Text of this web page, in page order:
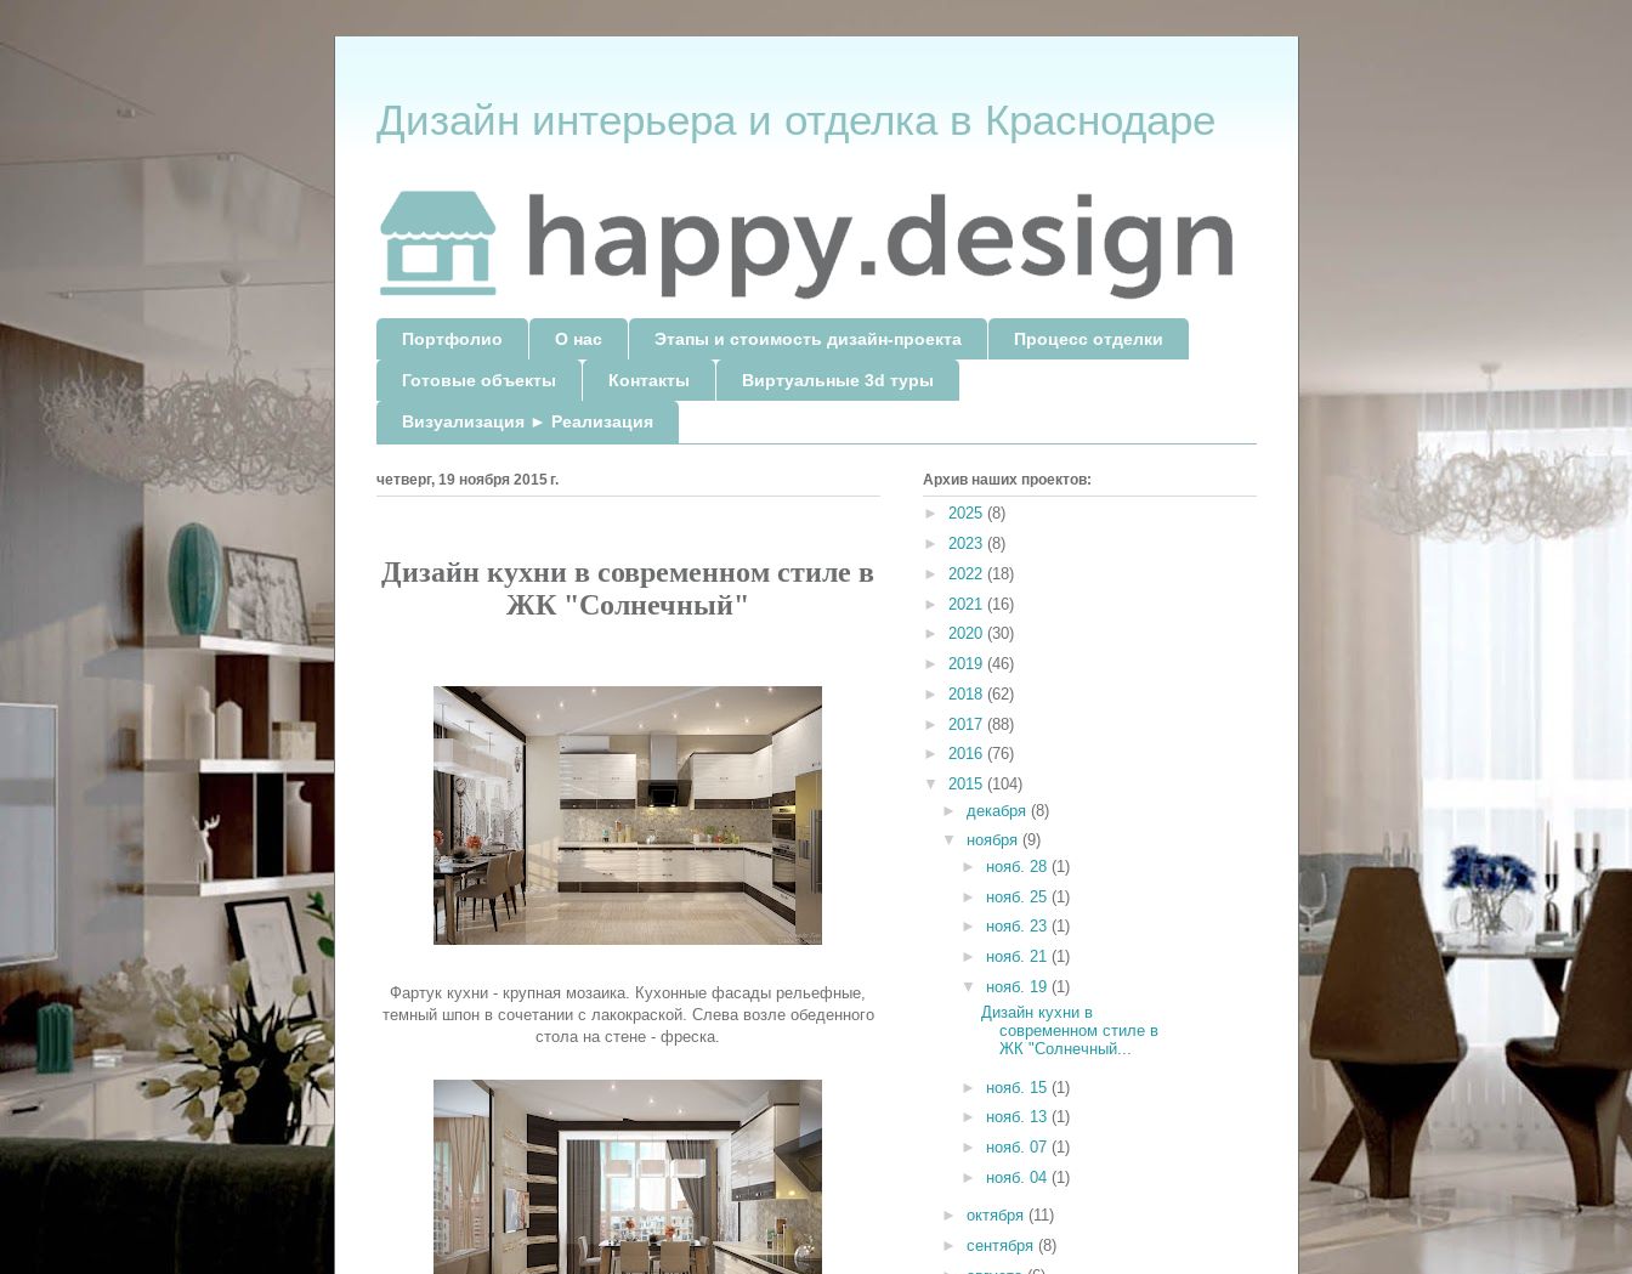
Дизайн интерьера и отделка в Краснодаре
Портфолио О нас Этапы и стоимость дизайн-проекта Процесс отделки
Готовые объекты Контакты Виртуальные 3d туры
Визуализация ► Реализация
четверг, 19 ноября 2015 г.
Дизайн кухни в современном стиле в
ЖК "Солнечный"
Фартук кухни - крупная мозаика. Кухонные фасады рельефные,
темный шпон в сочетании с лакокраской. Слева возле обеденного
стола на стене - фреска.
Архив наших проектов:
► 2025 (8)
► 2023 (8)
► 2022 (18)
► 2021 (16)
► 2020 (30)
► 2019 (46)
► 2018 (62)
► 2017 (88)
► 2016 (76)
▼ 2015 (104)
► декабря(8)
▼ ноября(9)
► нояб. 28 (1)
► нояб. 25 (1)
► нояб. 23 (1)
► нояб. 21 (1)
▼ нояб. 19 (1)
Дизайн кухни в
современном стиле в
ЖК "Солнечный...
► нояб. 15 (1)
► нояб. 13 (1)
► нояб. 07 (1)
► нояб. 04 (1)
►октября(11)
►сентября(8)